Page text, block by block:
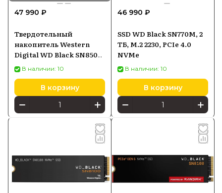
47 990 ₽
Твердотельный
накопитель Western
Digital WD Black SN850X
с радиатором 2 ТБ M.2
WDS200T2XHE
В наличии: 10
В корзину
46 990 ₽
SSD WD Black SN770M, 2
ТБ, M.2 2230, PCIe 4.0
NVMe
В наличии: 10
В корзину